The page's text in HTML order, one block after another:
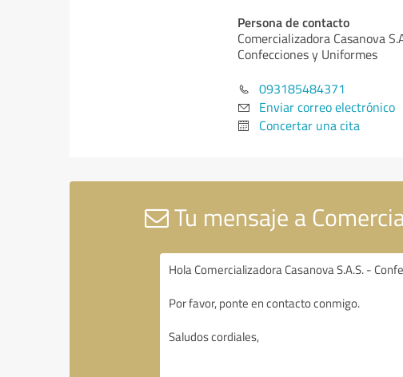
Persona de contacto
Comercializadora Casanova
Confecciones y Uniformes
093185484371
Enviar correo electrónico
Concertar una cita
Tu mensaje a